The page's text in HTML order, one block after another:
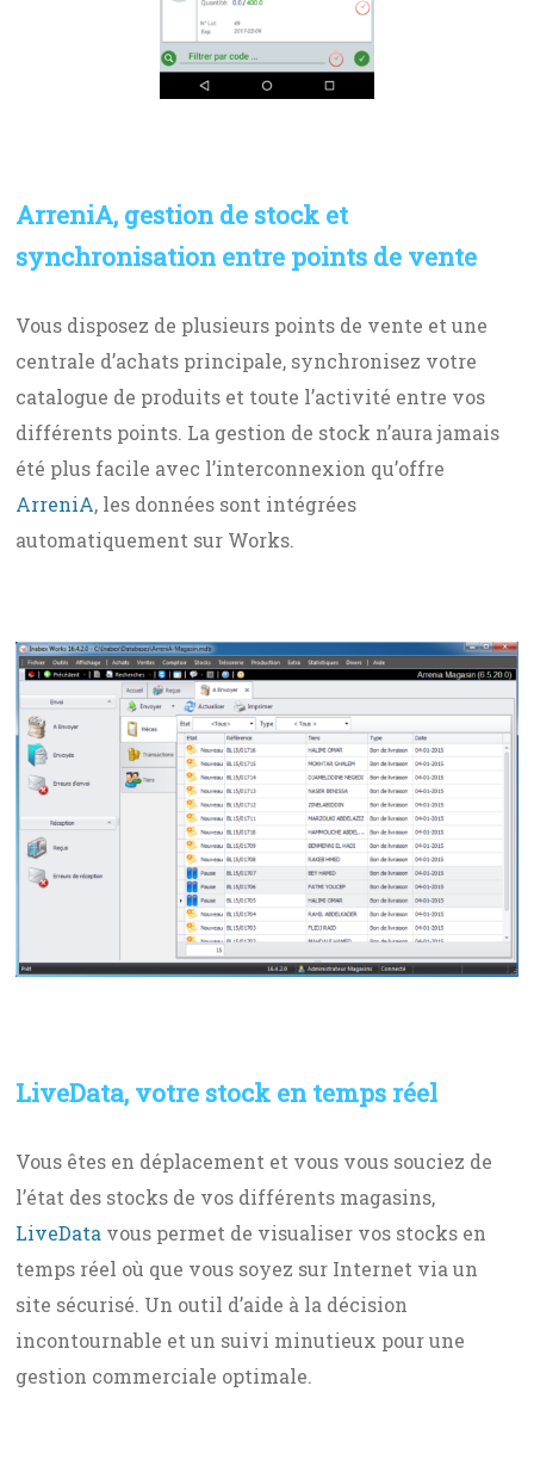
ArreniA, gestion de stock et
synchronisation entre points de vente
Vous disposez de plusieurs points de vente et une
centrale d’achats principale, synchronisez votre
catalogue de produits et toute l’activité entre vos
différents points. La gestion de stock n’aura jamais
été plus facile avec l’interconnexion qu’offre
ArreniA, les données sont intégrées
automatiquement sur Works.
LiveData, votre stock en temps réel
Vous êtes en déplacement et vous vous souciez de
l’état des stocks de vos différents magasins,
LiveData vous permet de visualiser vos stocks en
temps réel où que vous soyez sur Internet via un
site sécurisé. Un outil d’aide à la décision
incontournable et un suivi minutieux pour une
gestion commerciale optimale.